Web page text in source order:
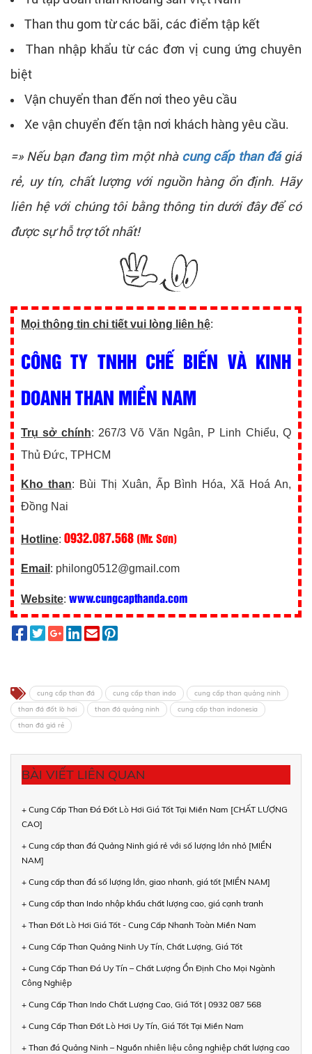
Than thu gom từ các bãi, các điểm tập kết
Than nhập khẩu từ các đơn vị cung ứng chuyên
biệt
Vận chuyển than đến nơi theo yêu cầu
Xe vận chuyển đến tận nơi khách hàng yêu cầu.
=» Nếu bạn đang tìm một nhà cung cấp than đágiá
rẻ, uy tín, chất lượng với nguồn hàng ổn định. Hãy
liên hệ với chúng tôi bằng thông tin dưới đây để có
được sự hỗ trợ tốt nhất!
Mọi thông tin chi tiết vui lòng liên hệ:
CÔNG TY TNHH CHẾ BIẾN VÀ KINH
DOANH THAN MIỀN NAM
Trụ sở chính: 267/3 Võ Văn Ngân, P Linh Chiểu, Q
Thủ Đức, TPHCM
Kho than: Bùi Thị Xuân, Ấp Bình Hóa, Xã Hoá An,
Đồng Nai
Hotline: 0932.087.568 (Mr. Sơn)
Email : philong0512@gmail.com
Website: www.cungcapthanda.com
cung cấp than đá cung cấp than indo
cung cấp than quảng ninh
than đá đốt lò hơi
than đá quảng ninh
cung cấp than indonesia
than đá giá rẻ
BÀI VIẾT LIÊN QUAN
+ Cung Cấp Than Đá Đốt Lò Hơi Giá Tốt Tại Miền Nam [CHẤT LƯỢNG
CAO]
+ Cung cấp than đá Quảng Ninh giá rẻ với số lượng lớn nhỏ [MIỀN
NAM]
+ Cung cấp than đá số lượng lớn, giao nhanh, giá tốt [MIỀN NAM]
+ Cung cấp than Indo nhập khẩu chất lượng cao, giá cạnh tranh
+ Than Đốt Lò Hơi Giá Tốt - Cung Cấp Nhanh Toàn Miền Nam
+ Cung Cấp Than Quảng Ninh Uy Tín, Chất Lượng, Giá Tốt
+ Cung Cấp Than Đá Uy Tín – Chất Lượng Ổn Định Cho Mọi Ngành
Công Nghiệp
+ Cung Cấp Than Indo Chất Lượng Cao, Giá Tốt | 0932 087 568
+ Cung Cấp Than Đốt Lò Hơi Uy Tín, Giá Tốt Tại Miền Nam
+ Than đá Quảng Ninh – Nguồn nhiên liệu công nghiệp chất lượng cao